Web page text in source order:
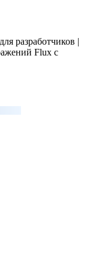
разработчиков |
Flux с